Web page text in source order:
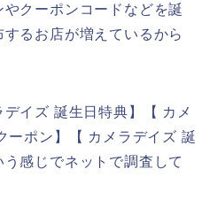
クーポンコードなどを誕
るお店が増えているから
イズ 誕生日特典】【 カメ
ーポン】【 カメラデイズ 誕
感じでネットで調査して